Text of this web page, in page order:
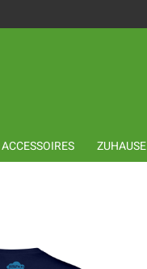
ACCESSOIRES ZUHAUSE